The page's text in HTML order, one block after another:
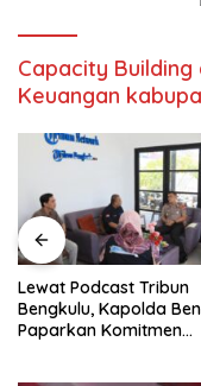
Capacity Building
Keuangan
Lewat Podcast Tribun
Bengkulu, Kapolda
Paparkan Komitmen